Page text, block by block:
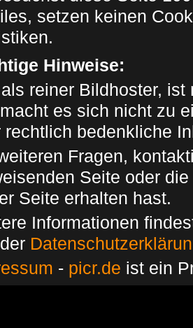
setzen keinen
Hinweise:
reiner Bildhoster,
es sich nicht zu
rechtlich bedenkliche
Fragen,
Seite oder
Seite erhalten hast.
Informationen
- picr.de ist ein